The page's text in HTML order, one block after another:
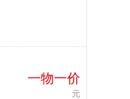
一物一价
元